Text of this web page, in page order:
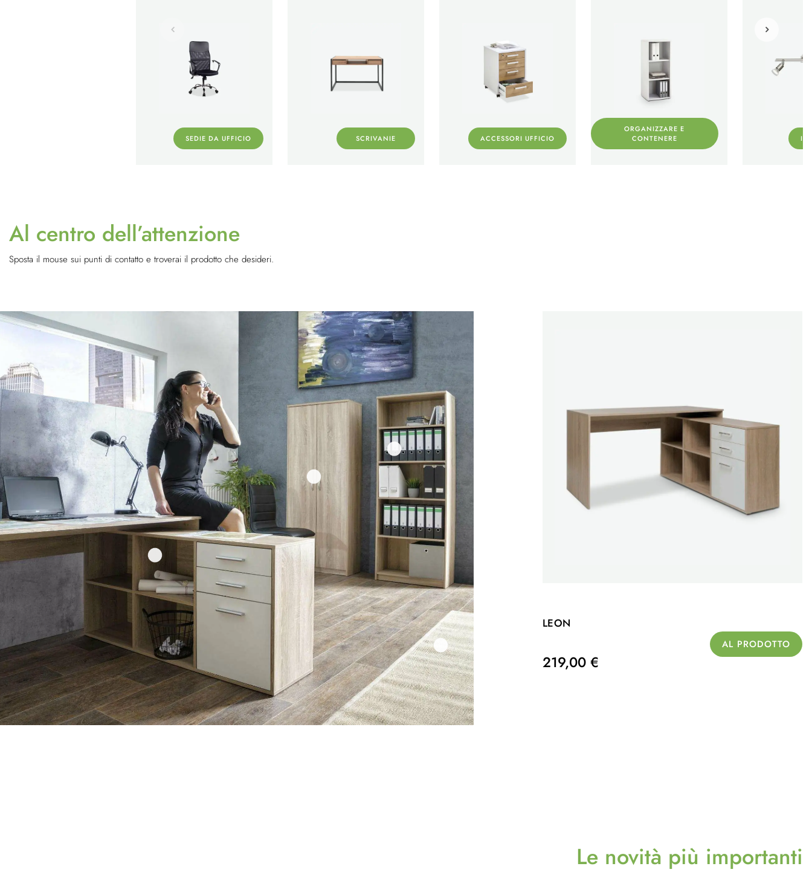
SEDIE DA UFFICIO SCRIVANIE ACCESSORI UFFICIO
ORGANIZZARE E
CONTENERE
Al centro dell’attenzione
Sposta il mouse sui punti di contatto e troverai il prodotto che desideri.
LEON
219,00 €
AL PRODOTTO
Le novità più importanti